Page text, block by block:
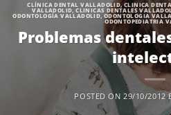
CLÍNICA DENTAL VALLADOLID,CLINICA
VALLADOLID ,CLINICAS DENTALES
ODONTOLOGÍA VALLADOLID,ODONTOLOGIA
ODONTOPEDIATRIA
Problemas
POSTED ON29/10/2012